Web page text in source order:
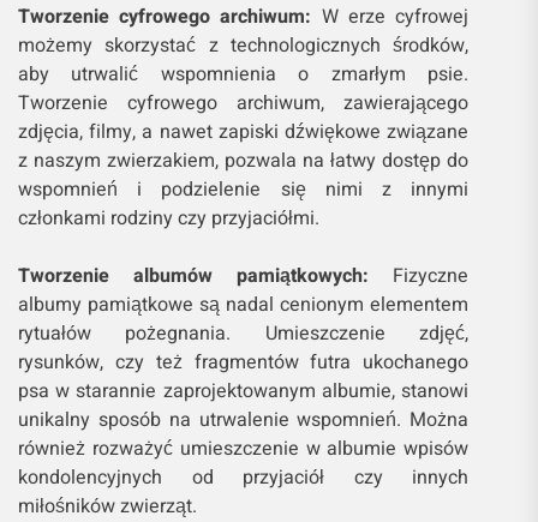
Tworzenie cyfrowego archiwum: W erze cyfrowej
możemy skorzystać z technologicznych środków,
aby utrwalić wspomnienia o zmarłym psie.
Tworzenie cyfrowego archiwum, zawierającego
zdjęcia, filmy, a nawet zapiski dźwiękowe związane
z naszym zwierzakiem, pozwala na łatwy dostęp do
wspomnień i podzielenie się nimi z innymi
członkami rodziny czy przyjaciółmi.
Tworzenie albumów pamiątkowych: Fizyczne
albumy pamiątkowe są nadal cenionym elementem
rytuałów pożegnania. Umieszczenie zdjęć,
rysunków, czy też fragmentów futra ukochanego
psa w starannie zaprojektowanym albumie, stanowi
unikalny sposób na utrwalenie wspomnień. Można
również rozważyć umieszczenie w albumie wpisów
kondolencyjnych od przyjaciół czy innych
miłośników zwierząt.